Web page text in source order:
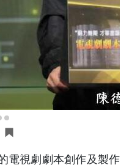
電視劇劇本創作及製作